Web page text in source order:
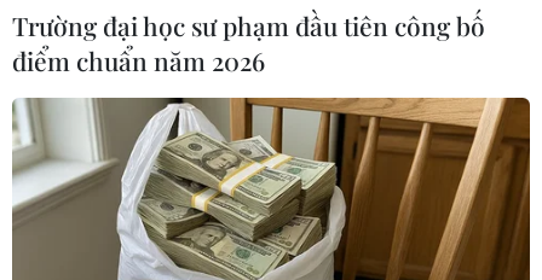
Thời tiết ngày 9/8: Bắc Bộ và Trung
Bộ ngày nắng nóng, Nam Bộ có mưa
dông
08/08/2026 23:08
Áp thấp nhiệt đới đã suy yếu thành
một vùng áp thấp
Trường đại học sư phạm đầu tiên công bố
điểm chuẩn năm 2026